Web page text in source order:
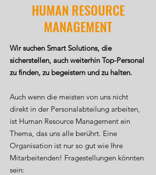
HUMAN RESOURCE
MANAGEMENT
Wir suchen Smart Solutions, die
sicherstellen, auch weiterhin Top-Personal
zu finden, zu begeistern und zu halten.
Auch wenn die meisten von uns nicht
direkt in der Personalabteilung arbeiten,
ist Human Resource Management ein
Thema, das uns alle berührt. Eine
Organisation ist nur so gut wie Ihre
Mitarbeitenden! Fragestellungen könnten
sein: